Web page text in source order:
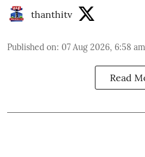
thanthitv
Published on: 07 Aug 2026, 6:58 am
Read